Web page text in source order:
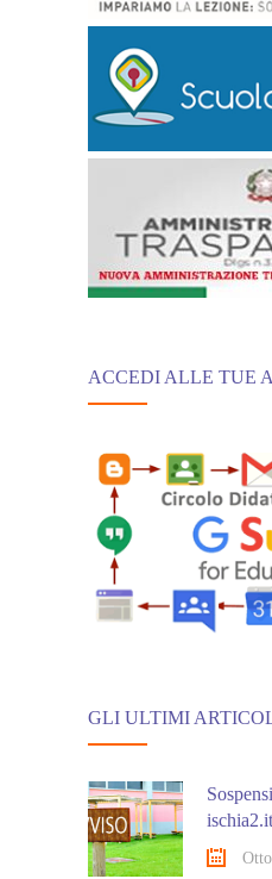
ACCEDI ALLE TUE
GLI ULTIMI
ischia2.it